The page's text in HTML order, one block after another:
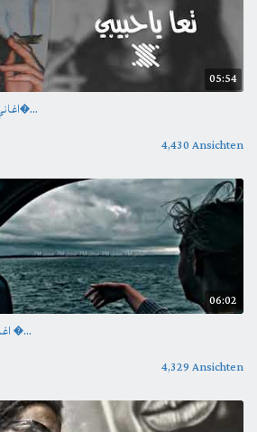
05:54
اغاني سوريه | تعال ياحبيبي خذني و�...
4,430 Ansichten
06:02
اغاني استكنان | حبنا وينه | تعديل �...
4,329 Ansichten